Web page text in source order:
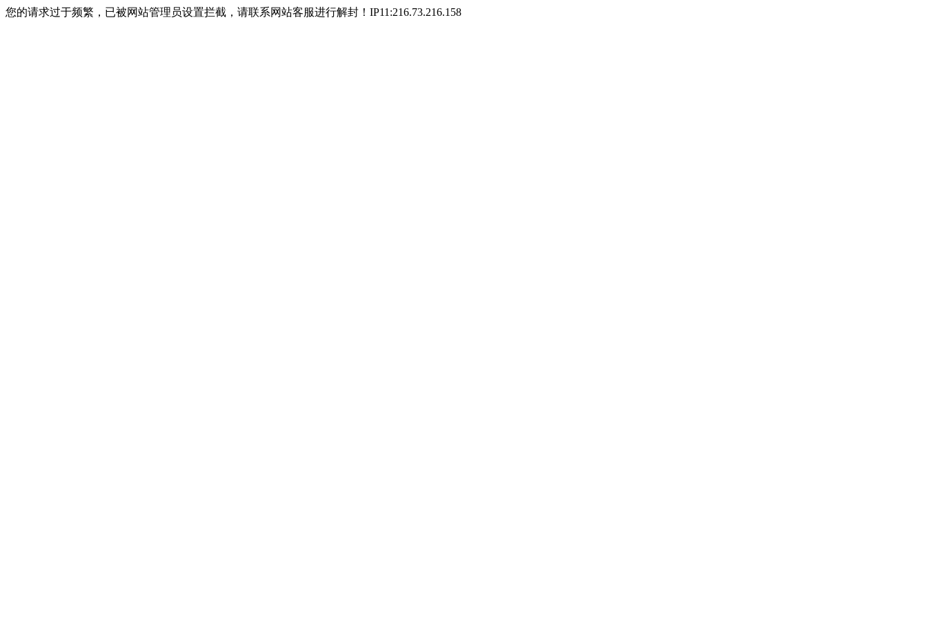
您的请求过于频繁，已被网站管理员设置拦截，请联系网站客服进行解封！IP11:216.73.216.158